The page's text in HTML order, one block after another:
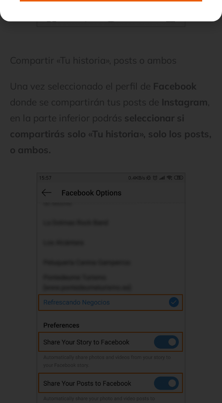
Compartir «Tu historia», posts o ambos
Una vez seleccionado el perfil de Facebook
donde se compartirán tus posts de Instagram,
en la parte inferior podrás seleccionar si
compartirás solo «Tu historia», solo los posts,
o ambos.